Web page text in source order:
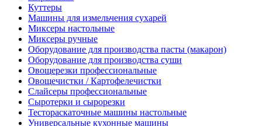
Куттеры
Машины для измельчения сухарей
Миксеры настольные
Миксеры ручные
Оборудование для производства пасты (макарон)
Оборудование для производства суши
Овощерезки профессиональные
Овощечистки / Картофелечистки
Слайсеры профессиональные
Сыротерки и сырорезки
Тестораскаточные машины настольные
Универсальные кухонные машины